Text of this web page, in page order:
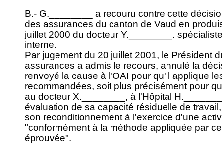
B.- G.________ a recouru contre cette
des assurances du canton de Vaud en
juillet 2000 du docteur Y.________,
interne.
Par jugement du 20 juillet 2001, le Président
assurances a admis le recours, annulé la
renvoyé la cause à l'OAI pour qu'il applique
recommandées, soit plus précisément pour
au docteur X.________, à l'Hôpital
évaluation de sa capacité résiduelle de
son reconditionnement à l'exercice d'une
"conformément à la méthode appliquée par
éprouvée".